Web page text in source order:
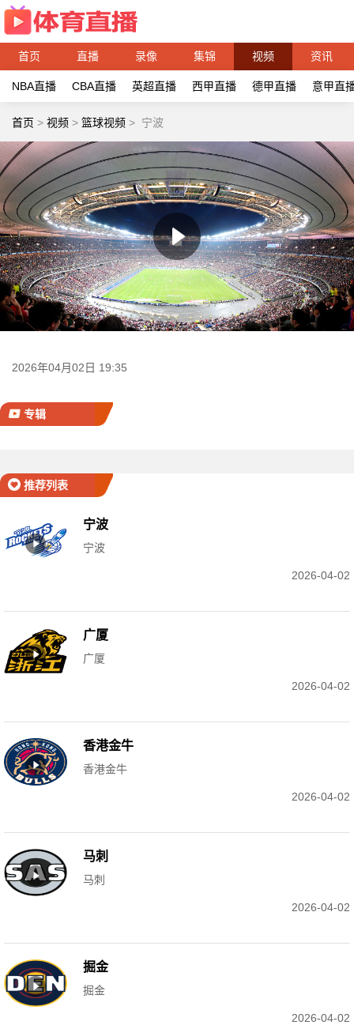
首页 直播 录像 集锦 视频 资讯
NBA直播 CBA直播 英超直播 西甲直播 德甲直播 意甲直
首页 > 视频 > 篮球视频 > 宁波
2026年04月02日 19:35
专辑
推荐列表
宁波
宁波
2026-04-02
广厦
广厦
2026-04-02
香港金牛
香港金牛
2026-04-02
马刺
马刺
2026-04-02
掘金
掘金
2026-04-02